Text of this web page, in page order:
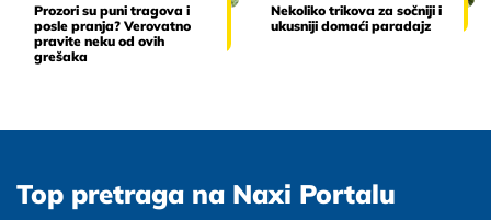
Prozori su puni tragova i
posle pranja? Verovatno
pravite neku od ovih
grešaka
Nekoliko trikova za sočniji i
ukusniji domaći paradajz
Top pretraga na Naxi Portalu